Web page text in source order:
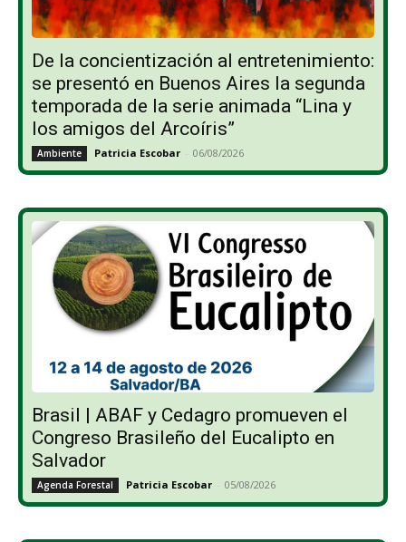
De la concientización al entretenimiento:
se presentó en Buenos Aires la segunda
temporada de la serie animada “Lina y
los amigos del Arcoíris”
Ambiente Patricia Escobar - 06/08/2026
Brasil | ABAF y Cedagro promueven el
Congreso Brasileño del Eucalipto en
Salvador
Agenda Forestal Patricia Escobar - 05/08/2026